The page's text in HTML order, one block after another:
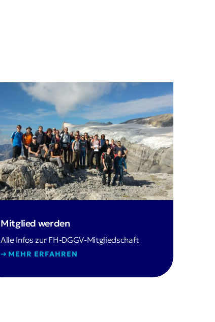
Mitglied werden
Alle Infos zur FH-DGGV-Mitgliedschaft
MEHR ERFAHREN